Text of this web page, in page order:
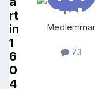
rt
in
1
6
0
4
Medlemmar
73